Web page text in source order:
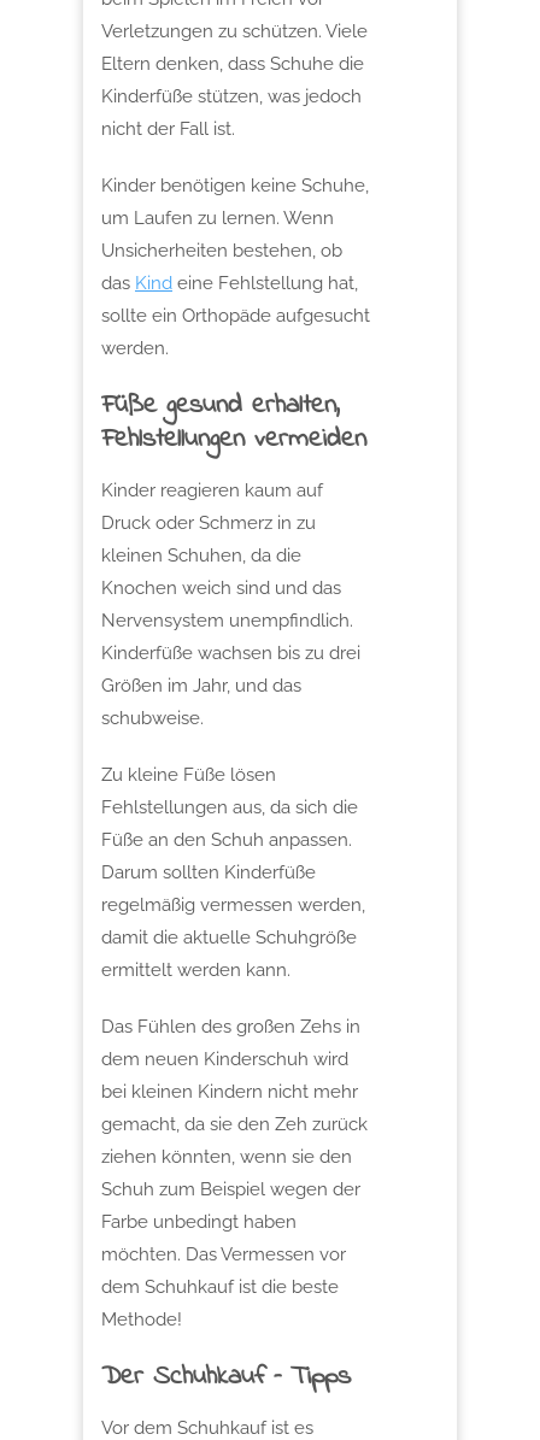
Verletzungen zu schützen. Viele
Eltern denken, dass Schuhe die
Kinderfüße stützen, was jedoch
nicht der Fall ist.
Kinder benötigen keine Schuhe,
um Laufen zu lernen. Wenn
Unsicherheiten bestehen, ob
das Kind eine Fehlstellung hat,
sollte ein Orthopäde aufgesucht
werden.
Füße gesund erhalten,
Fehlstellungen vermeiden
Kinder reagieren kaum auf
Druck oder Schmerz in zu
kleinen Schuhen, da die
Knochen weich sind und das
Nervensystem unempfindlich.
Kinderfüße wachsen bis zu drei
Größen im Jahr, und das
schubweise.
Zu kleine Füße lösen
Fehlstellungen aus, da sich die
Füße an den Schuh anpassen.
Darum sollten Kinderfüße
regelmäßig vermessen werden,
damit die aktuelle Schuhgröße
ermittelt werden kann.
Das Fühlen des großen Zehs in
dem neuen Kinderschuh wird
bei kleinen Kindern nicht mehr
gemacht, da sie den Zeh zurück
ziehen könnten, wenn sie den
Schuh zum Beispiel wegen der
Farbe unbedingt haben
möchten. Das Vermessen vor
dem Schuhkauf ist die beste
Methode!
Der Schuhkauf – Tipps
Vor dem Schuhkauf ist es